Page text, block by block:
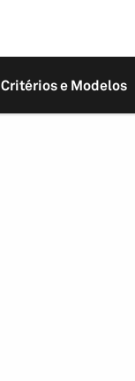
Critérios e Modelos